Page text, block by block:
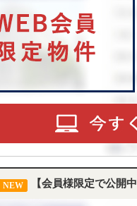
NEW 【会員様限定で公開